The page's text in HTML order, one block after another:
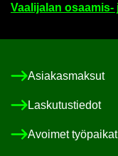
Vaa­li­ja­lan
Asia­kas­mak­sut
Las­ku­tus­tie­dot
Avoi­met työ­pai­kat